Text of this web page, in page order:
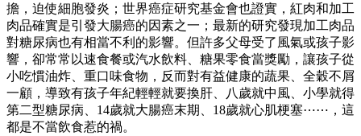
擔，迫使細胞發炎；世界癌症研究基金會也證實，紅肉和加工
肉品確實是引發大腸癌的因素之一；最新的研究發現加工肉品
對糖尿病也有相當不利的影響。但許多父母受了風氣或孩子影
響，卻常常以速食餐或汽水飲料、糖果零食當獎勵，讓孩子從
小吃慣油炸、重口味食物，反而對有益健康的蔬果、全穀不屑
一顧，導致有孩子年紀輕輕就要換肝、八歲就中風、小學就得
第二型糖尿病、14歲就大腸癌末期、18歲就心肌梗塞⋯⋯，這
都是不當飲食惹的禍。